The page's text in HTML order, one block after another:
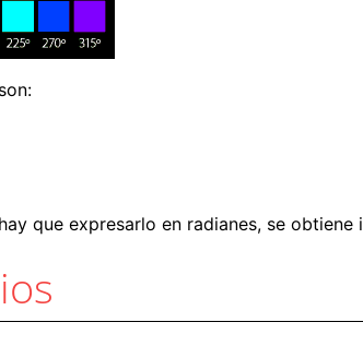
que expresarlo en radianes, se